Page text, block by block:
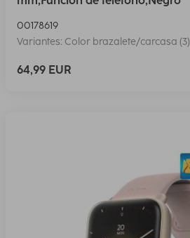
00178619
Variantes: Color brazalete/carcasa (3)
64,99 EUR